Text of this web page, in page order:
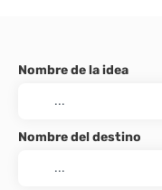
Nombre de la idea
Nombre del destino